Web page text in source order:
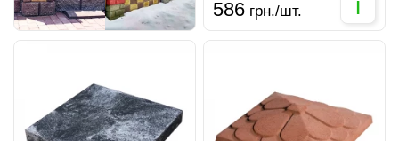
586 грн./шт. i